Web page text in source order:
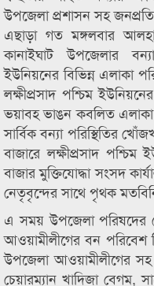
উপজেলা প্রশাসন সহ
এছাড়া গত মঙ্গলবার
কানাইঘাট উপজেলার
ইউনিয়নের বিভিন্ন এলাকা
লক্ষীপ্রসাদ পশ্চিম
ভয়াবহ ভাঙন কবলিত এলাকা
সার্বিক বন্যা পরিস্থিতির
বাজারে লক্ষীপ্রসাদ
বাজার মুক্তিযোদ্ধা সংসদ
নেতৃবৃন্দের সাথে পৃথক
এ সময় উপজেলা পরিষদের
আওয়ামীলীগের বন
উপজেলা আওয়ামীলীগের
চেয়ারম্যান খাদিজা